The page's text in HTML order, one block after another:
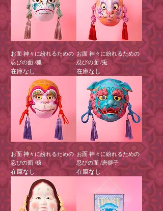
お面 神々に紛れるための
忍びの面 /狐
在庫なし
お面 神々に紛れるための
忍びの面 /兎
在庫なし
お面 神々に紛れるための
忍びの面 /猿
在庫なし
お面 神々に紛れるための
忍びの面 /唐獅子
在庫なし